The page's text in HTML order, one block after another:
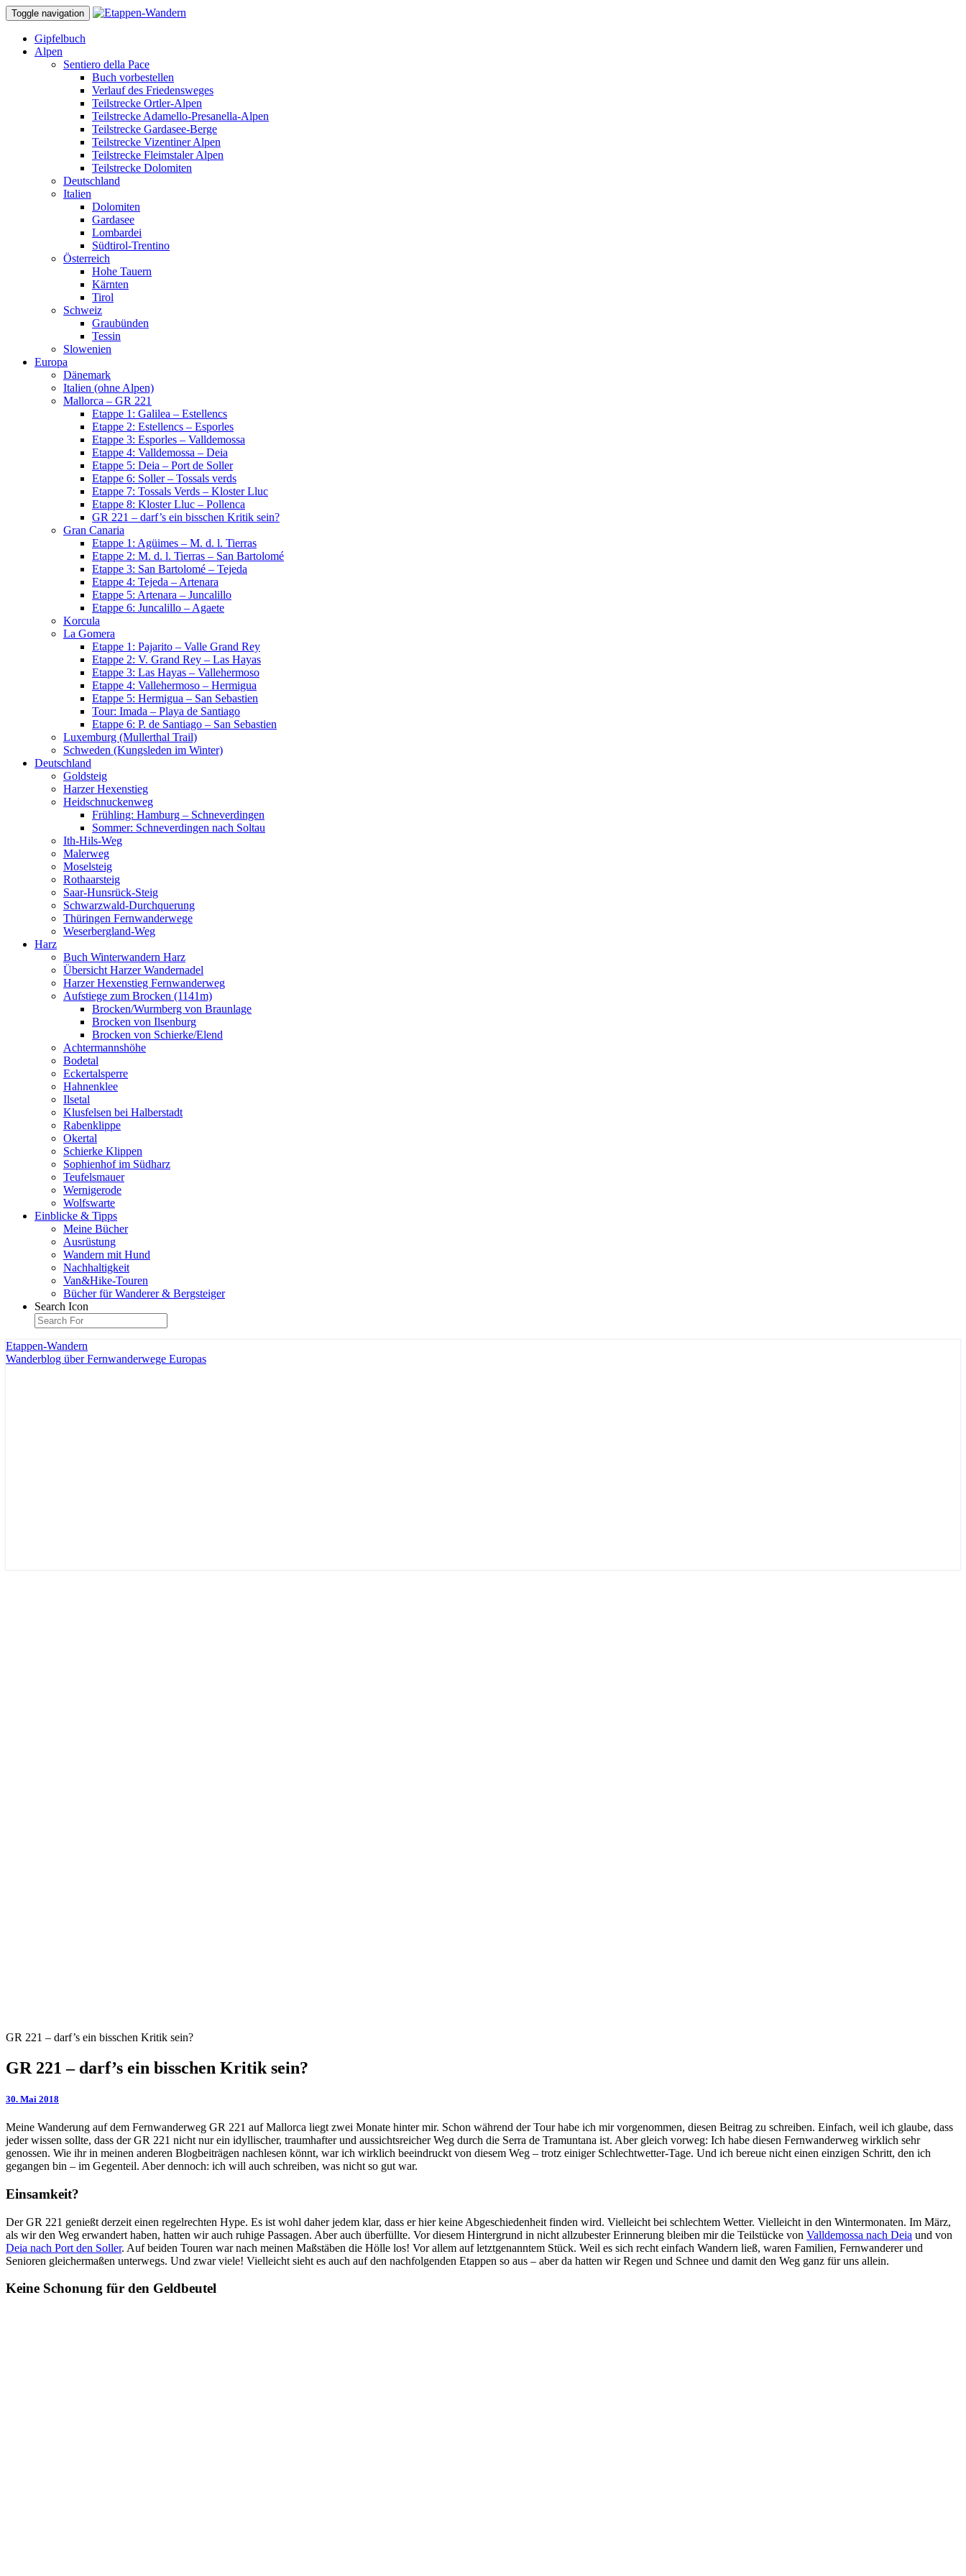
Toggle navigation
Gipfelbuch
Alpen
Sentiero della Pace
Buch vorbestellen
Verlauf des Friedensweges
Teilstrecke Ortler-Alpen
Teilstrecke Adamello-Presanella-Alpen
Teilstrecke Gardasee-Berge
Teilstrecke Vizentiner Alpen
Teilstrecke Fleimstaler Alpen
Teilstrecke Dolomiten
Deutschland
Italien
Dolomiten
Gardasee
Lombardei
Südtirol-Trentino
Österreich
Hohe Tauern
Kärnten
Tirol
Schweiz
Graubünden
Tessin
Slowenien
Europa
Dänemark
Italien (ohne Alpen)
Mallorca – GR 221
Etappe 1: Galilea – Estellencs
Etappe 2: Estellencs – Esporles
Etappe 3: Esporles – Valldemossa
Etappe 4: Valldemossa – Deia
Etappe 5: Deia – Port de Soller
Etappe 6: Soller – Tossals verds
Etappe 7: Tossals Verds – Kloster Lluc
Etappe 8: Kloster Lluc – Pollenca
GR 221 – darf’s ein bisschen Kritik sein?
Gran Canaria
Etappe 1: Agüimes – M. d. l. Tierras
Etappe 2: M. d. l. Tierras – San Bartolomé
Etappe 3: San Bartolomé – Tejeda
Etappe 4: Tejeda – Artenara
Etappe 5: Artenara – Juncalillo
Etappe 6: Juncalillo – Agaete
Korcula
La Gomera
Etappe 1: Pajarito – Valle Grand Rey
Etappe 2: V. Grand Rey – Las Hayas
Etappe 3: Las Hayas – Vallehermoso
Etappe 4: Vallehermoso – Hermigua
Etappe 5: Hermigua – San Sebastien
Tour: Imada – Playa de Santiago
Etappe 6: P. de Santiago – San Sebastien
Luxemburg (Mullerthal Trail)
Schweden (Kungsleden im Winter)
Deutschland
Goldsteig
Harzer Hexenstieg
Heidschnuckenweg
Frühling: Hamburg – Schneverdingen
Sommer: Schneverdingen nach Soltau
Ith-Hils-Weg
Malerweg
Moselsteig
Rothaarsteig
Saar-Hunsrück-Steig
Schwarzwald-Durchquerung
Thüringen Fernwanderwege
Weserbergland-Weg
Harz
Buch Winterwandern Harz
Übersicht Harzer Wandernadel
Harzer Hexenstieg Fernwanderweg
Aufstiege zum Brocken (1141m)
Brocken/Wurmberg von Braunlage
Brocken von Ilsenburg
Brocken von Schierke/Elend
Achtermannshöhe
Bodetal
Eckertalsperre
Hahnenklee
Ilsetal
Klusfelsen bei Halberstadt
Rabenklippe
Okertal
Schierke Klippen
Sophienhof im Südharz
Teufelsmauer
Wernigerode
Wolfswarte
Einblicke & Tipps
Meine Bücher
Ausrüstung
Wandern mit Hund
Nachhaltigkeit
Van&Hike-Touren
Bücher für Wanderer & Bergsteiger
Search Icon
Etappen-Wandern
Wanderblog über Fernwanderwege Europas
GR 221 – darf’s ein bisschen Kritik sein?
GR 221 – darf’s ein bisschen Kritik sein?
30. Mai 2018
Meine Wanderung auf dem Fernwanderweg GR 221 auf Mallorca liegt zwei Monate hinter mir. Schon während der Tour habe ich mir vorgenommen, diesen Beitrag zu schreiben. Einfach, weil ich glaube, dass
jeder wissen sollte, dass der GR 221 nicht nur ein idyllischer, traumhafter und aussichtsreicher Weg durch die Serra de Tramuntana ist. Aber gleich vorweg: Ich habe diesen Fernwanderweg wirklich sehr
genossen. Wie ihr in meinen anderen Blogbeiträgen nachlesen könnt, war ich wirklich beeindruckt von diesem Weg – trotz einiger Schlechtwetter-Tage. Und ich bereue nicht einen einzigen Schritt, den ich
gegangen bin – im Gegenteil. Aber dennoch: ich will auch schreiben, was nicht so gut war.
Einsamkeit?
Der GR 221 genießt derzeit einen regelrechten Hype. Es ist wohl daher jedem klar, dass er hier keine Abgeschiedenheit finden wird. Vielleicht bei schlechtem Wetter. Vielleicht in den Wintermonaten. Im März,
als wir den Weg erwandert haben, hatten wir auch ruhige Passagen. Aber auch überfüllte. Vor diesem Hintergrund in nicht allzubester Erinnerung bleiben mir die Teilstücke von Valldemossa nach Deia und von
Deia nach Port den Soller. Auf beiden Touren war nach meinen Maßstäben die Hölle los! Vor allem auf letztgenanntem Stück. Weil es sich recht einfach Wandern ließ, waren Familien, Fernwanderer und
Senioren gleichermaßen unterwegs. Und zwar viele! Vielleicht sieht es auch auf den nachfolgenden Etappen so aus – aber da hatten wir Regen und Schnee und damit den Weg ganz für uns allein.
Keine Schonung für den Geldbeutel